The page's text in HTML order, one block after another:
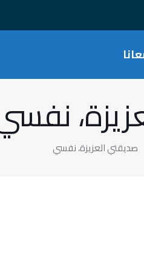
صديقتي العزيزة، نفسي